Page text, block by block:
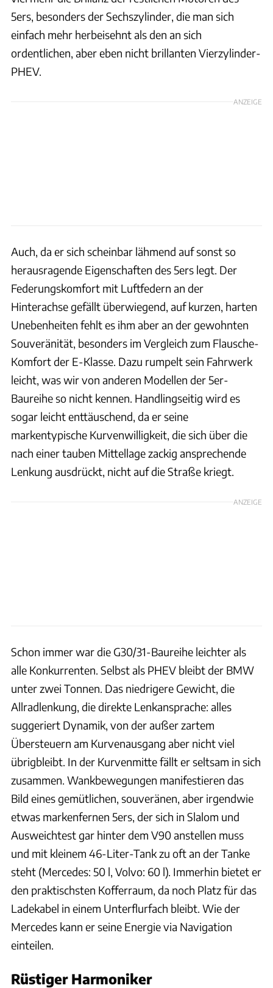
5ers, besonders der Sechszylinder, die man sich
einfach mehr herbeisehnt als den an sich
ordentlichen, aber eben nicht brillanten Vierzylinder-
PHEV.
ANZEIGE
Auch, da er sich scheinbar lähmend auf sonst so
herausragende Eigenschaften des 5ers legt. Der
Federungskomfort mit Luftfedern an der
Hinterachse gefällt überwiegend, auf kurzen, harten
Unebenheiten fehlt es ihm aber an der gewohnten
Souveränität, besonders im Vergleich zum Flausche-
Komfort der E-Klasse. Dazu rumpelt sein Fahrwerk
leicht, was wir von anderen Modellen der 5er-
Baureihe so nicht kennen. Handlingseitig wird es
sogar leicht enttäuschend, da er seine
markentypische Kurvenwilligkeit, die sich über die
nach einer tauben Mittellage zackig ansprechende
Lenkung ausdrückt, nicht auf die Straße kriegt.
ANZEIGE
Schon immer war die G30/31-Baureihe leichter als
alle Konkurrenten. Selbst als PHEV bleibt der BMW
unter zwei Tonnen. Das niedrigere Gewicht, die
Allradlenkung, die direkte Lenkansprache: alles
suggeriert Dynamik, von der außer zartem
Übersteuern am Kurvenausgang aber nicht viel
übrigbleibt. In der Kurvenmitte fällt er seltsam in sich
zusammen. Wankbewegungen manifestieren das
Bild eines gemütlichen, souveränen, aber irgendwie
etwas markenfernen 5ers, der sich in Slalom und
Ausweichtest gar hinter dem V90 anstellen muss
und mit kleinem 46-Liter-Tank zu oft an der Tanke
steht (Mercedes: 50 l, Volvo: 60 l). Immerhin bietet er
den praktischsten Kofferraum, da noch Platz für das
Ladekabel in einem Unterflurfach bleibt. Wie der
Mercedes kann er seine Energie via Navigation
einteilen.
Rüstiger Harmoniker